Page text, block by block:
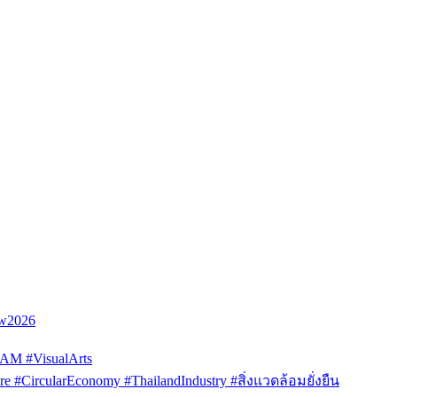
#VisualArts
#CircularEconomy #ThailandIndustry #สิ่งแวดล้อมยั่งยืน